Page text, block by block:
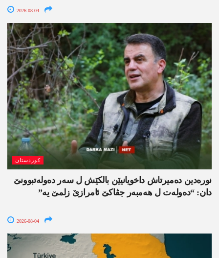
2026-08-04
کوردستان
نورەدین دەمیرتاش داخویانیێن بالکێش ل سەر دەولەتبوونێ
دان: “دەولەت ل ھەمبەر جڤاکێ ئامرازێ زلمێ یە”
2026-08-04